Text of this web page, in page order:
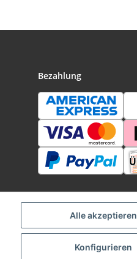
Alle akzeptieren
Konfigurieren
Bezahlung